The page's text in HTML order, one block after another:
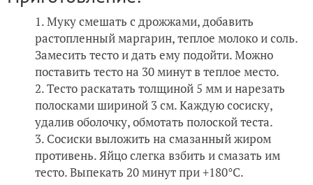
Муку смешать с дрожжами, добавить
растопленный маргарин, теплое молоко и соль.
Замесить тесто и дать ему подойти. Можно
поставить тесто на 30 минут в теплое место.
Тесто раскатать толщиной 5 мм и нарезать
полосками шириной 3 см. Каждую сосиску,
удалив оболочку, обмотать полоской теста.
Сосиски выложить на смазанный жиром
противень. Яйцо слегка взбить и смазать им
тесто. Выпекать 20 минут при +180°С.